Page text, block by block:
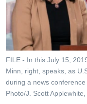
ကြည့်
ရန်
ရှာဖွေ
ရန်
နေရာ
ဗွီအိုအေ လူမှုကွန်ယက်များ
ဘာသာစကားများ
FILE - In this July 15,
Minn, right, speaks, as
during a news
Photo/J. Scott Applewhite,